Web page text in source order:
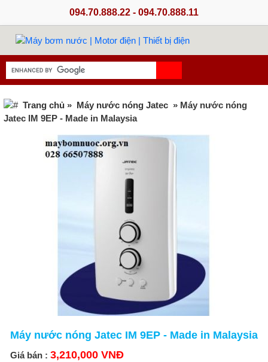
094.70.888.22 - 094.70.888.11
Trang chủ » Máy nước nóng Jatec » Máy nước nóng
Jatec IM 9EP - Made in Malaysia
Máy nước nóng Jatec IM 9EP - Made in Malaysia
Giá bán : 3,210,000 VNĐ